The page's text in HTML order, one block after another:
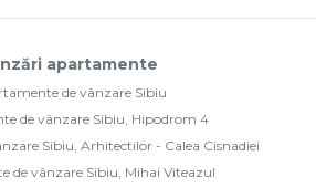
apartamente
de vânzare Sibiu
de vânzare Sibiu, Hipodrom 4
Sibiu, Arhitectilor - Calea Cisnadiei
de vânzare Sibiu, Mihai Viteazul